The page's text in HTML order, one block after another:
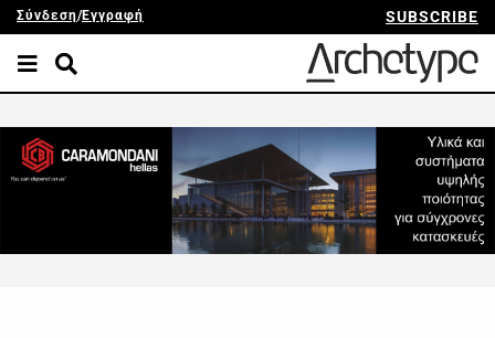
Σύνδεση/Εγγραφή SUBSCRIBE